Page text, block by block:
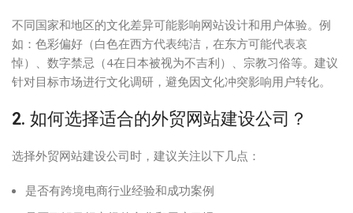
不同国家和地区的文化差异可能影响网站设计和用户体验。例
如：色彩偏好（白色在西方代表纯洁，在东方可能代表哀
悼）、数字禁忌（4在日本被视为不吉利）、宗教习俗等。建议
针对目标市场进行文化调研，避免因文化冲突影响用户转化。
2. 如何选择适合的外贸网站建设公司？
选择外贸网站建设公司时，建议关注以下几点：
是否有跨境电商行业经验和成功案例